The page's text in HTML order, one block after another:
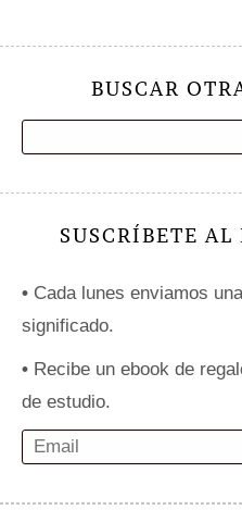
BUSCAR
SUSCRÍBETE
• Cada lunes enviamos
significado.
• Recibe un ebook de
de estudio.